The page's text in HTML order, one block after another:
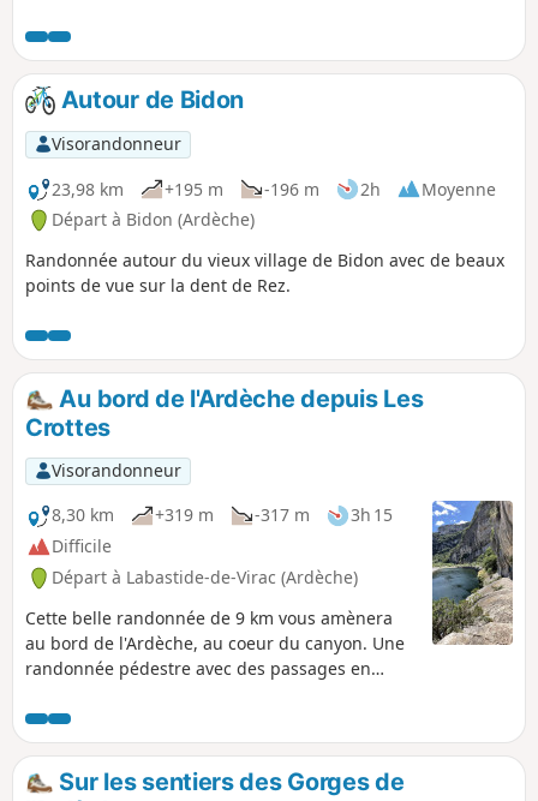
chênes verts, genévriers et buis. Vous
commencerez par 300 m de bitume afin
de rejoindre le bois. La randonnée
commence par la découverte d'un
magnifique dolmen, en très bon état de
conservation. Pour y accéder, vous
marcherez sur des lapiaz, formation
karstique de surface avec parfois
quelques trous et petites crevasses,
sans danger. Vous emprunterez des
sentiers et des monotraces parsemées
Vous serez, souvent, en plein cœur du
Bois du Laoul. Aucun balisage sur ce
parcours, il vous faut vous fier à la trace
GPS et à la description.
Autour de Bidon
Visorandonneur
23,98 km
+195 m -196 m 2h
Moyenne
Départ à Bidon (Ardèche)
Randonnée autour du vieux village de Bidon avec de beaux
points de vue sur la dent de Rez.
Au bord de l'Ardèche depuis Les
Crottes
Visorandonneur
8,30 km
+319 m -317 m
3h 15
Difficile
Départ à Labastide-de-Virac (Ardèche)
Cette belle randonnée de 9 km vous amènera
au bord de l'Ardèche, au coeur du canyon. Une
randonnée pédestre avec des passages en
le long du parcours. La baignade est autorisée
et irrésistible. La descente par la Combe des
champs sera longue mais vous serez émerveillé
par l'arrivée dans le canyon. Un dénivelé
Sur les sentiers des Gorges de